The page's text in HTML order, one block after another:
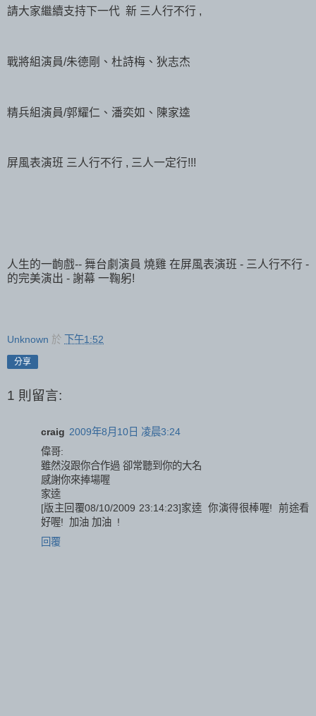
請大家繼續支持下一代 新 三人行不行 ,
戰將組演員/朱德剛、杜詩梅、狄志杰
精兵組演員/郭耀仁、潘奕如、陳家逵
屏風表演班 三人行不行 , 三人一定行!!!
人生的一齣戲-- 舞台劇演員 燒雞 在屏風表演班 - 三人行不行 -
的完美演出 - 謝幕 一鞠躬!
Unknown 於 下午1:52
分享
1 則留言:
craig 2009年8月10日 凌晨3:24
偉哥:
雖然沒跟你合作過 卻常聽到你的大名
感謝你來捧場喔
家逵
[版主回覆08/10/2009 23:14:23]家逵 你演得很棒喔! 前途看
好喔! 加油 加油 !
回覆